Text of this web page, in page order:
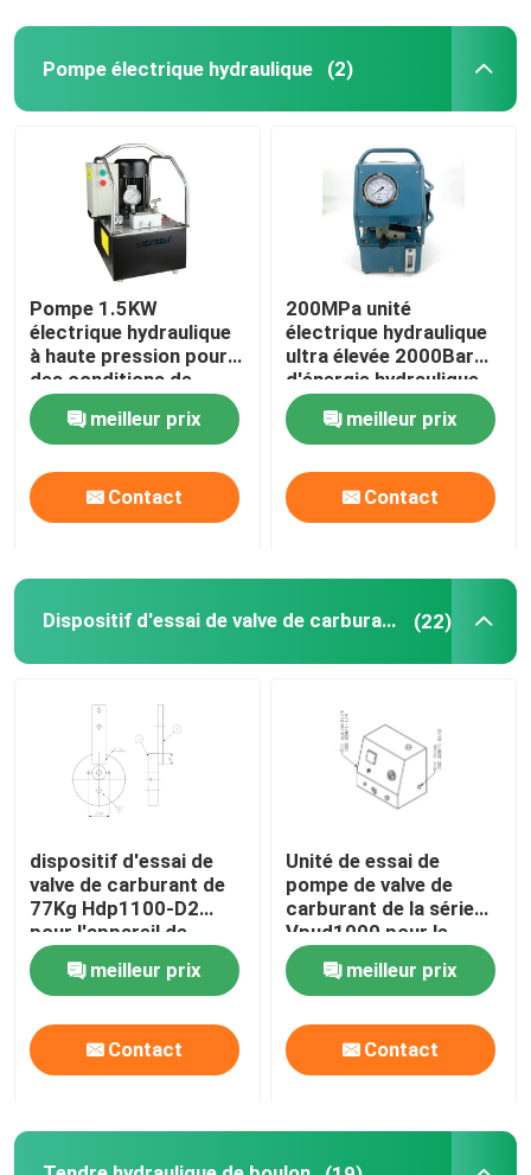
Produits
Vidéos
À propos de nous
Visite de l'usine
Contrôle de la qualité
Nouvelles
Demandez un devis
Pompe pneumatique hydraulique
Pompe électrique hydraulique
Dispositif d'essai de valve de carburant
Tendre hydraulique de boulon
Cylindre hydraulique Jack
Clé dynamométrique pneumatique
Pompe électrique hydraulique (2)
Pompe 1.5KW
électrique hydraulique
à haute pression pour
des conditions de
travail hydrauliques
meilleur prix
Contact
200MPa unité
électrique hydraulique
ultra élevée 2000Bar
d'énergie hydraulique
de la pompe DC220V
meilleur prix
Contact
Dispositif d'essai de valve de carburant (22)
dispositif d'essai de
valve de carburant de
77Kg Hdp1100-D2
pour l'appareil de
contrôle de moteur
diesel de MCC Meb
Mec Mk
meilleur prix
Contact
Unité de essai de
pompe de valve de
carburant de la série
Vpud1000 pour le
moteur diesel de MCC
Meb Mec Mkmeilleur prix
Contact